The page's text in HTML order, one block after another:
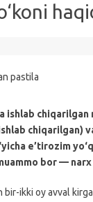
ishlab
chiqarilgan)
e’tirozim
bor —
bir-ikki oy avval